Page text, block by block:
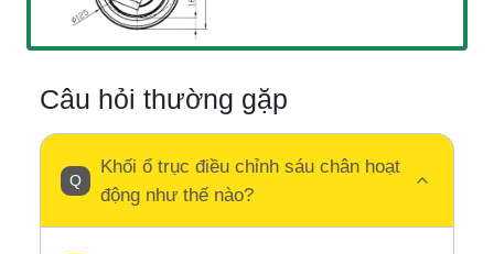
Câu hỏi thường gặp
Khối ổ trục điều chỉnh sáu chân hoạt
động như thế nào?